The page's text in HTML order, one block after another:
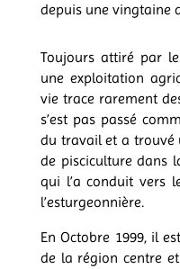
depuis une vingtaine
Toujours attiré par
une exploitation
vie trace rarement
s’est pas passé
du travail et a trouvé
de pisciculture dans
qui l’a conduit vers
l’esturgeonnière.
En Octobre 1999, il
de la région centre